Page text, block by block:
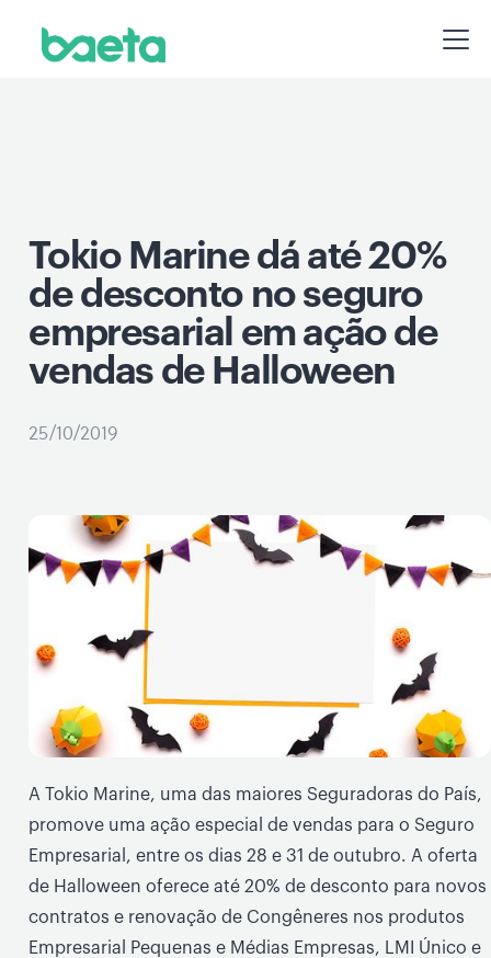
Tokio Marine dá até 20%
de desconto no seguro
empresarial em ação de
vendas de Halloween
25/10/2019
A Tokio Marine, uma das maiores Seguradoras do País,
promove uma ação especial de vendas para o Seguro
Empresarial, entre os dias 28 e 31 de outubro. A oferta
de Halloween oferece até 20% de desconto para novos
contratos e renovação de Congêneres nos produtos
Empresarial Pequenas e Médias Empresas, LMI Único e